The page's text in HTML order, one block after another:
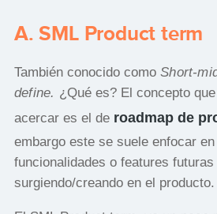
A. SML Product term
También conocido comoShort-
define. ¿Qué es? El concepto
acercar es el de roadmap de
embargo este se suele enfocar
funcionalidades o features
surgiendo/creando en el producto.